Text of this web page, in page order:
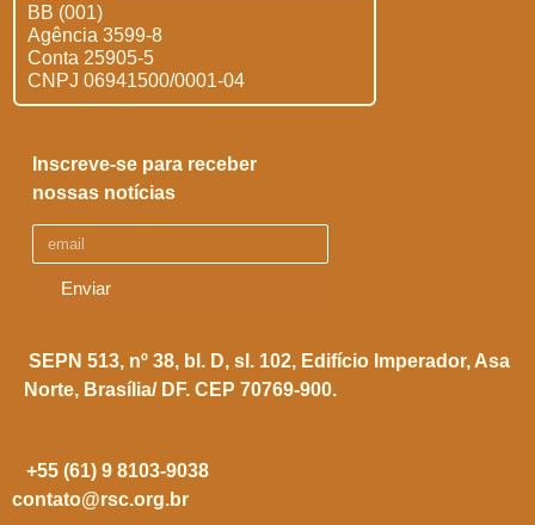
BB (001)
Agência 3599-8
Conta 25905-5
CNPJ 06941500/0001-04
Enviar
Inscreve-se para receber
nossas notícias
SEPN 513, nº 38, bl. D, sl. 102, Edifício Imperador, Asa
Norte, Brasília/ DF. CEP 70769-900.
+55 (61) 9 8103-9038
contato@rsc.org.br